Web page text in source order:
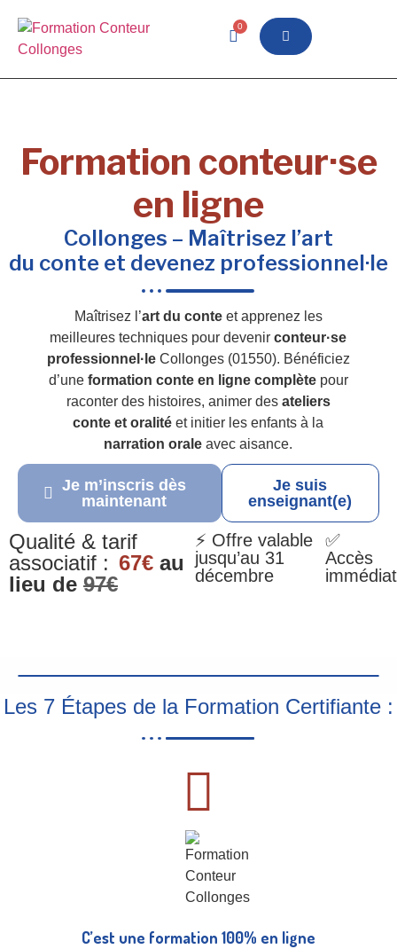
0
Formation conteur·se
en ligne
Collonges – Maîtrisez l’art
du conte et devenez professionnel·le
Maîtrisez l’art du conteet apprenez les
meilleures techniques pour devenirconteur·se
professionnel·leCollonges (01550). Bénéficiez
d’une formation conte en ligne complètepour
raconter des histoires, animer des ateliers
conte et oralité et initier les enfants à la
narration orale avec aisance.
Je m’inscris dès
maintenant
Je suis
enseignant(e)
Qualité & tarif
associatif : 67€ au
lieu de 97€
⚡ Offre valable
jusqu’au 31
décembre
✅
Accès
immédiat
Les 7 Étapes de la Formation Certifiante :
C’est une formation 100% en ligne